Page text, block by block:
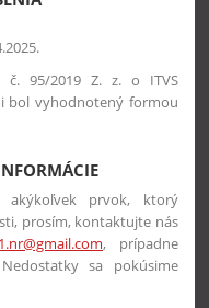
č. 95/2019 Z. z. o ITVS
bol vyhodnotený formou
prvok, ktorý
prosím, kontaktujte nás
, prípadne
sa pokúsime